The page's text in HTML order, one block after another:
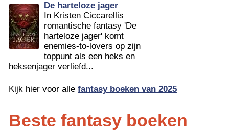
De harteloze jager
In Kristen Ciccarellis
romantische fantasy 'De
harteloze jager' komt
enemies-to-lovers op zijn
toppunt als een heks en
heksenjager verliefd...
Kijk hier voor alle fantasy boeken van 2025
Beste fantasy boeken